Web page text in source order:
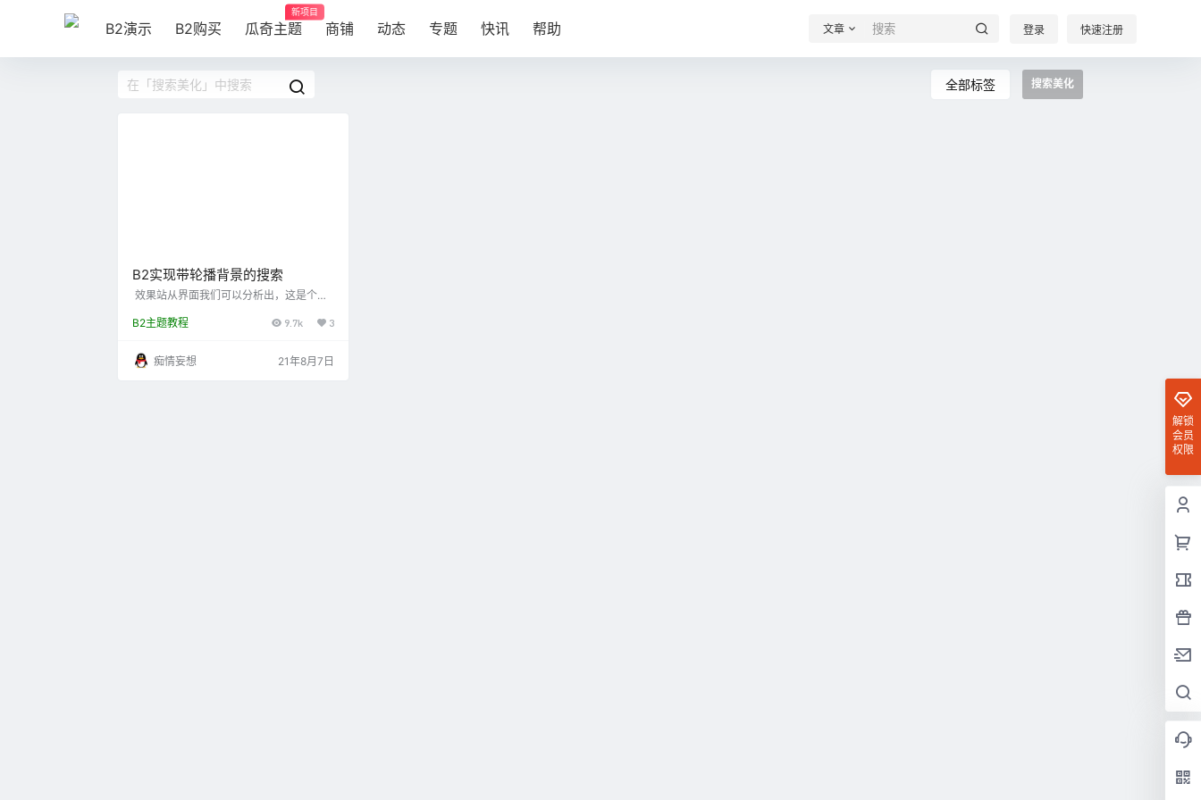
B2演示 B2购买 瓜奇主题
新项目
商铺 动态 专题 快讯 帮助 文章 登录 快速注册
全部标签 搜索美化
B2实现带轮播背景的搜索
效果站从界面我们可以分析出，这是个轮
B2的轮播+B2的搜索也行成这个样式。那
首先你就要在后后台模块设置增加两个模
块，如下 上面我用的是轮播的大幻灯片
B2主题教程 9.7k 3
痴情妄想 21年8月7日
解锁
会员
权限